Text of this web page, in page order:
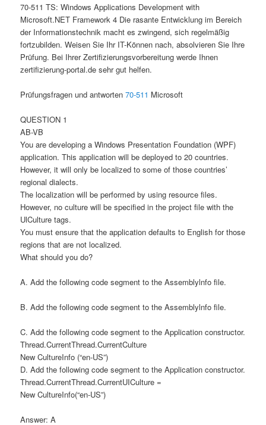
70-511 TS: Windows Applications Development with
Microsoft.NET Framework 4 Die rasante Entwicklung im Bereich
der Informationstechnik macht es zwingend, sich regelmäßig
fortzubilden. Weisen Sie Ihr IT-Können nach, absolvieren Sie Ihre
Prüfung. Bei Ihrer Zertifizierungsvorbereitung werde Ihnen
zertifizierung-portal.de sehr gut helfen.
Prüfungsfragen und antworten70-511 Microsoft
QUESTION 1
AB-VB
You are developing a Windows Presentation Foundation (WPF)
application. This application will be deployed to 20 countries.
However, it will only be localized to some of those countries’
regional dialects.
The localization will be performed by using resource files.
However, no culture will be specified in the project file with the
UlCulture tags.
You must ensure that the application defaults to English for those
regions that are not localized.
What should you do?
A. Add the following code segment to the Assemblylnfo file.
B. Add the following code segment to the Assemblylnfo file.
C. Add the following code segment to the Application constructor.
Thread.CurrentThread.CurrentCulture
New CultureInfo (“en-US”)
D. Add the following code segment to the Application constructor.
Thread.CurrentThread.CurrentUICulture =
New CultureInfo(“en-US”)
Answer: A